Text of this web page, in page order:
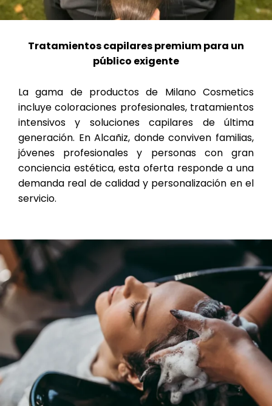
Tratamientos capilares premium para un
público exigente
La gama de productos de Milano Cosmetics
incluye coloraciones profesionales, tratamientos
intensivos y soluciones capilares de última
generación. En Alcañiz, donde conviven familias,
jóvenes profesionales y personas con gran
conciencia estética, esta oferta responde a una
demanda real de calidad y personalización en el
servicio.